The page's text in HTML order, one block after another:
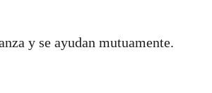
y se ayudan mutuamente.